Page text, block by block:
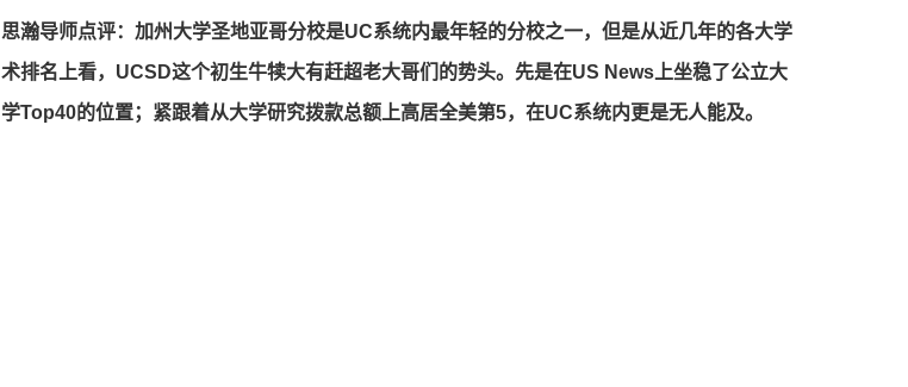
思瀚导师点评：加州大学圣地亚哥分校是UC系统内最年轻的分校之一，但是从近几年的各大学
术排名上看，UCSD这个初生牛犊大有赶超老大哥们的势头。先是在US News上坐稳了公立大
学Top40的位置；紧跟着从大学研究拨款总额上高居全美第5，在UC系统内更是无人能及。